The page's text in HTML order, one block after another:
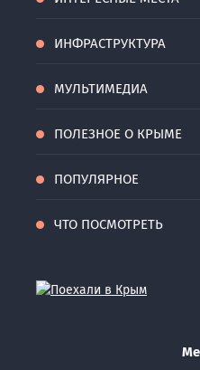
ИНФРАСТРУКТУРА
МУЛЬТИМЕДИА
ПОЛЕЗНОЕ О КРЫМЕ
ПОПУЛЯРНОЕ
ЧТО ПОСМОТРЕТЬ